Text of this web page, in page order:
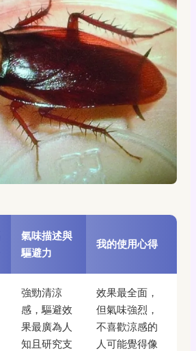
氣味描述與
驅避力
我的使用心得
強勁清涼
感，驅避效
果最廣為人
知且研究支
效果最全面，
但氣味強烈，
不喜歡涼感的
人可能覺得像